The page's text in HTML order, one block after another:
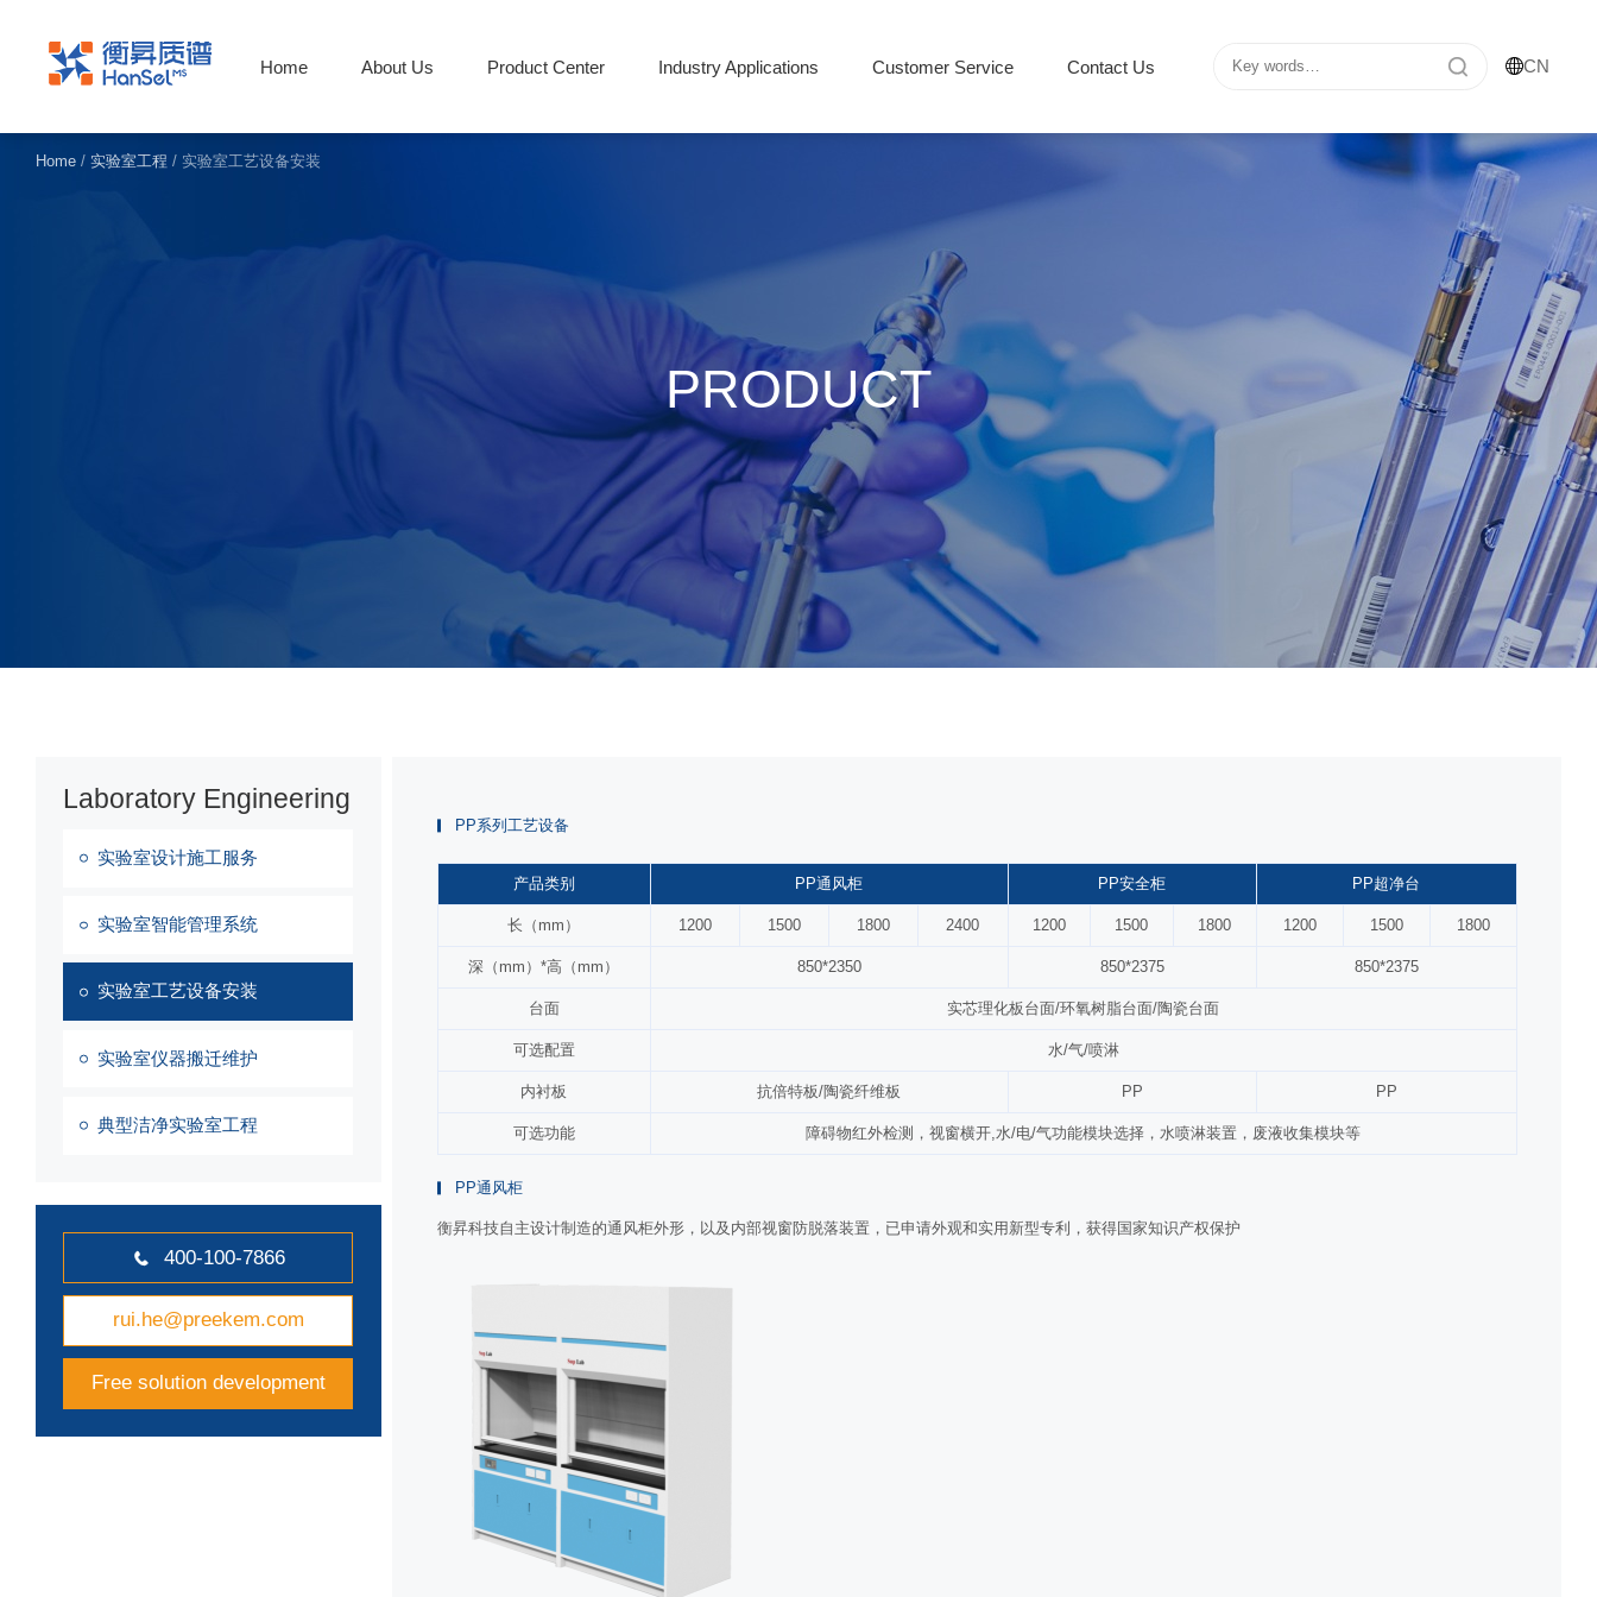
Home About Us Product Center Industry Applications Customer Service Contact Us CN
Home / 实验室工程 / 实验室工艺设备安装
PRODUCT
Laboratory Engineering
实验室设计施工服务
实验室智能管理系统
实验室工艺设备安装
实验室仪器搬迁维护
典型洁净实验室工程
 400-100-7866
rui.he@preekem.com
Free solution development
PP系列工艺设备
产品类别 PP通风柜 PP安全柜 PP超净台
长（mm） 1200 1500 1800 2400 1200 1500 1800 1200 1500 1800
深（mm）*高（mm） 850*2350 850*2375 850*2375
台面 实芯理化板台面/环氧树脂台面/陶瓷台面
可选配置 水/气/喷淋
内衬板 抗倍特板/陶瓷纤维板 PP PP
可选功能 障碍物红外检测，视窗横开,水/电/气功能模块选择，水喷淋装置，废液收集模块等
PP通风柜
衡昇科技自主设计制造的通风柜外形，以及内部视窗防脱落装置，已申请外观和实用新型专利，获得国家知识产权保护